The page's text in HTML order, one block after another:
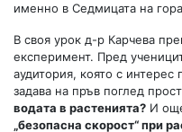
именно в Седмицата на
В своя урок д-р Карчева
експеримент. Пред
аудитория, която с
задава на пръв поглед
водата в растенията? И
„безопасна скорост“ при